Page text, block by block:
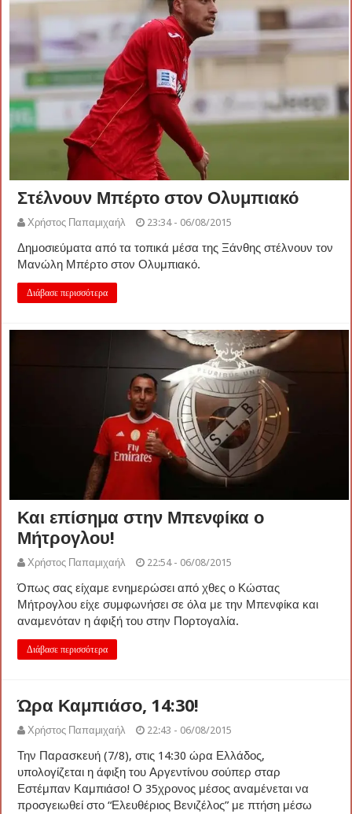
Στέλνουν Μπέρτο στον Ολυμπιακό
Χρήστος Παπαμιχαήλ 23:34 - 06/08/2015
Δημοσιεύματα από τα τοπικά μέσα της Ξάνθης στέλνουν τον
Μανώλη Μπέρτο στον Ολυμπιακό.
Διάβασε περισσότερα
Και επίσημα στην Μπενφίκα ο
Μήτρογλου!
Χρήστος Παπαμιχαήλ 22:54 - 06/08/2015
Όπως σας είχαμε ενημερώσει από χθες ο Κώστας
Μήτρογλου είχε συμφωνήσει σε όλα με την Μπενφίκα και
αναμενόταν η άφιξή του στην Πορτογαλία.
Διάβασε περισσότερα
Ώρα Καμπιάσο, 14:30!
Χρήστος Παπαμιχαήλ 22:43 - 06/08/2015
Την Παρασκευή (7/8), στις 14:30 ώρα Ελλάδος,
υπολογίζεται η άφιξη του Αργεντίνου σούπερ σταρ
Εστέμπαν Καμπιάσο! Ο 35χρονος μέσος αναμένεται να
προσγειωθεί στο “Ελευθέριος Βενιζέλος” με πτήση μέσω